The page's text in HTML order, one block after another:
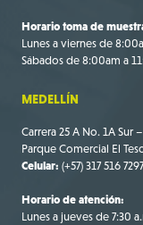
Horario toma de
Lunes a viernes de
Sábados de 8:00am a
MEDELLÍN
Carrera 25 A No. 1A Sur
Parque Comercial El
Celular: (+57) 317 516
Horario de atención:
Lunes a jueves de 7:30